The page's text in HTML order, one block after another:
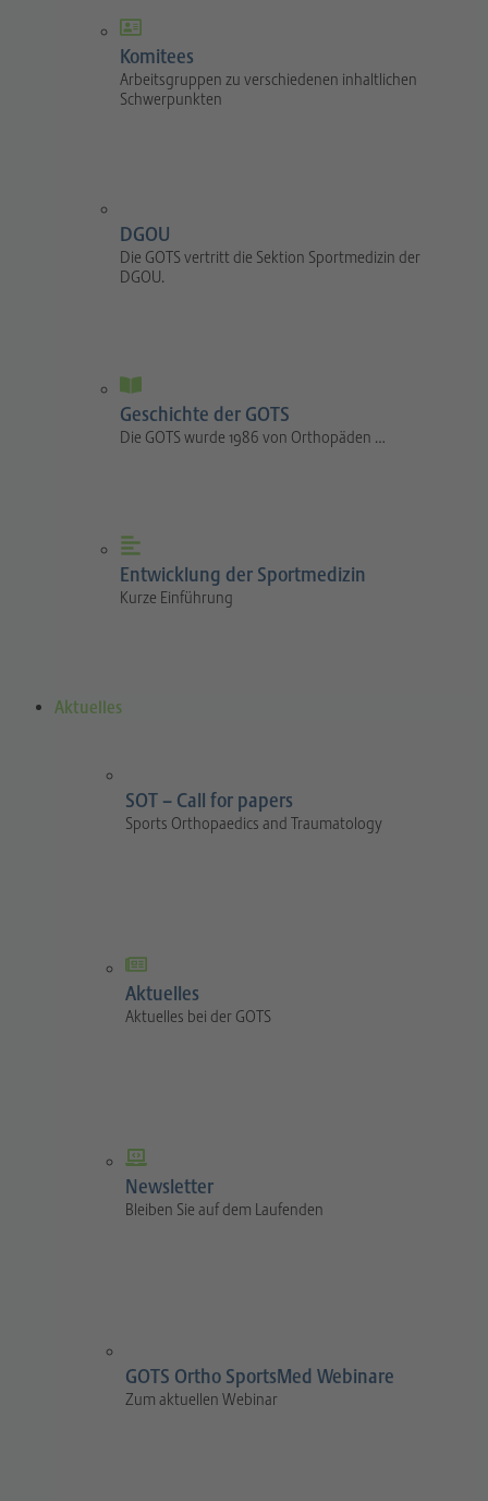
Komitees
Arbeitsgruppen zu verschiedenen inhaltlichen
Schwerpunkten
DGOU
Die GOTS vertritt die Sektion Sportmedizin der
DGOU.
Geschichte der GOTS
Die GOTS wurde 1986 von Orthopäden …
Entwicklung der Sportmedizin
Kurze Einführung
Aktuelles
SOT – Call for papers
Sports Orthopaedics and Traumatology
Aktuelles
Aktuelles bei der GOTS
Newsletter
Bleiben Sie auf dem Laufenden
GOTS Ortho SportsMed Webinare
Zum aktuellen Webinar